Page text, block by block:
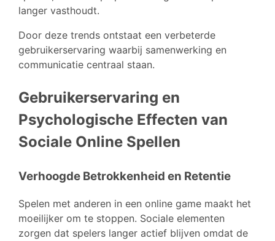
langer vasthoudt.
Door deze trends ontstaat een verbeterde
gebruikerservaring waarbij samenwerking en
communicatie centraal staan.
Gebruikerservaring en
Psychologische Effecten van
Sociale Online Spellen
Verhoogde Betrokkenheid en Retentie
Spelen met anderen in een online game maakt het
moeilijker om te stoppen. Sociale elementen
zorgen dat spelers langer actief blijven omdat de